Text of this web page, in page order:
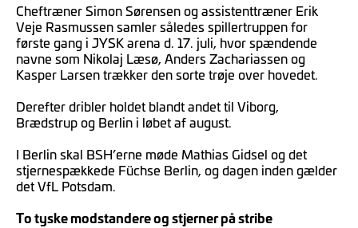
Cheftræner Simon Sørensen og assistenttræner Erik
Veje Rasmussen samler således spillertruppen for
første gang i JYSK arena d. 17. juli, hvor spændende
navne som Nikolaj Læsø, Anders Zachariassen og
Kasper Larsen trækker den sorte trøje over hovedet.
Derefter dribler holdet blandt andet til Viborg,
Brædstrup og Berlin i løbet af august.
I Berlin skal BSH’erne møde Mathias Gidsel og det
stjernespækkede Füchse Berlin, og dagen inden gælder
det VfL Potsdam.
To tyske modstandere og stjerner på stribe